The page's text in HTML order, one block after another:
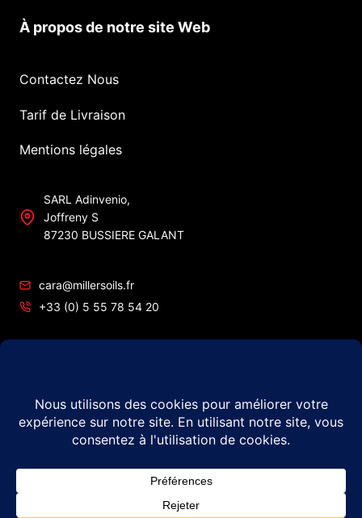
À propos de notre site Web
Contactez Nous
Tarif de Livraison
Mentions légales
SARL Adinvenio,
Joffreny S
87230 BUSSIERE GALANT
cara@millersoils.fr
+33 (0) 5 55 78 54 20
© 2026 Millers Oils – #1 en France